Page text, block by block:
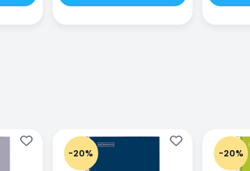
-20% -20%